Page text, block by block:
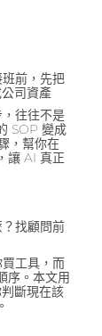
前，先把
司資產
往往不是
SOP 變成
，幫你在
讓 AI 真正
找顧問前
工具，而
序。本文用
斷現在該